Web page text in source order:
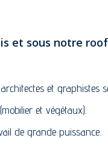
et sous notre
et graphistes
et végétaux).
de grande puissance.